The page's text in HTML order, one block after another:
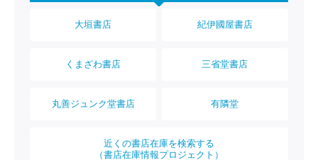
大垣書店 紀伊國屋書店
くまざわ書店 三省堂書店
丸善ジュンク堂書店 有隣堂
近くの書店在庫を検索する
（書店在庫情報プロジェクト）